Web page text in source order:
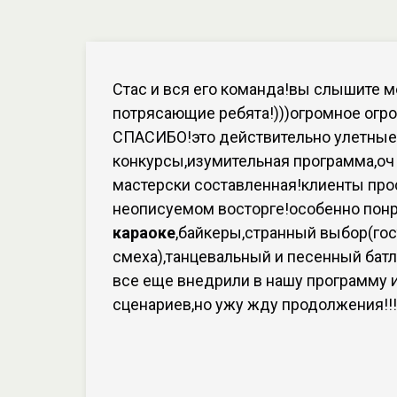
Стас и вся его команда!вы слышите
потрясающие ребята!)))огромное
СПАСИБО!это действительно улетные
конкурсы,изумительная
мастерски составленная!клиенты
неописуемом восторге!особенно
караоке,байкеры,странный
смеха),танцевальный и песенный
все еще внедрили в нашу программу
сценариев,но ужу жду